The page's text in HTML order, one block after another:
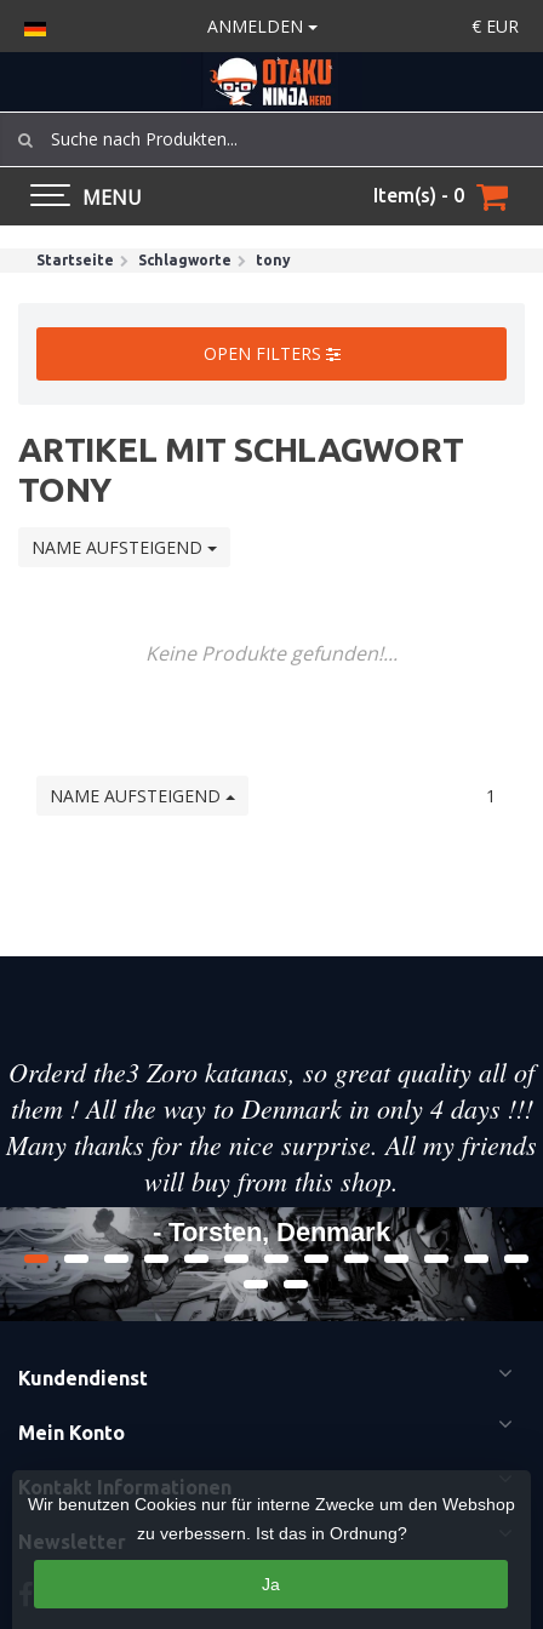
ANMELDEN € EUR
MENU Item(s) - 0
Startseite Schlagworte tony
OPEN FILTERS
ARTIKEL MIT SCHLAGWORT
TONY
NAME AUFSTEIGEND
Keine Produkte gefunden!...
NAME AUFSTEIGEND 1
Orderd the3 Zoro katanas, so great quality all of
them ! All the way to Denmark in only 4 days !!!
Many thanks for the nice surprise. All my friends
will buy from this shop.
- Torsten, Denmark
Kundendienst
Mein Konto
Kontakt Informationen
Newsletter
Wir benutzen Cookies nur für interne Zwecke um den Webshop
zu verbessern. Ist das in Ordnung?
Ja